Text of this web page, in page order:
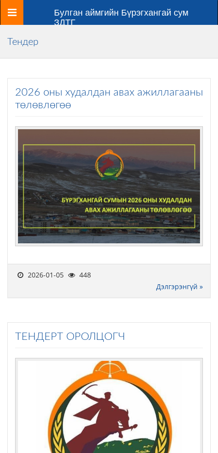
Цэс
Булган аймгийн Бүрэгхангай сум
ЗДТГ
Тендер
2026 оны худалдан авах ажиллагааны
төлөвлөгөө
2026-01-05
448
Дэлгэрэнгүй »
ТЕНДЕРТ ОРОЛЦОГЧ